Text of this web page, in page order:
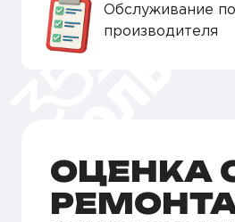
Обслуживание
производителя
ОЦЕНКА
РЕМОНТА